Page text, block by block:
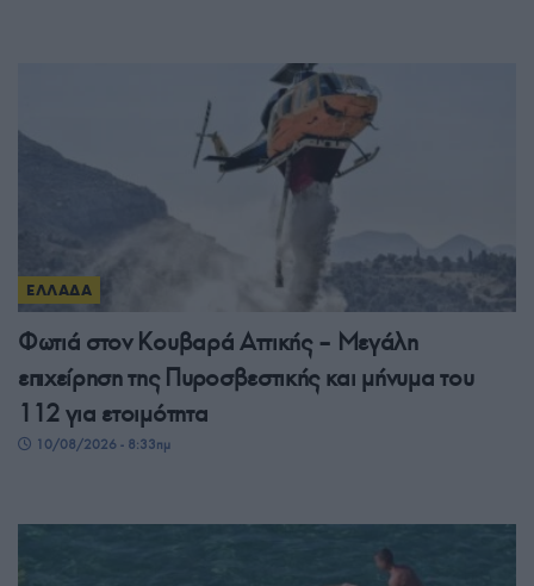
ΕΛΛΑΔΑ
Φωτιά στον Κουβαρά Αττικής – Μεγάλη
επιχείρηση της Πυροσβεστικής και μήνυμα του
112 για ετοιμότητα
10/08/2026 - 8:33πμ